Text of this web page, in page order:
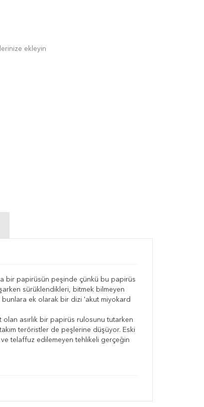
ekleyin
bir papirüsün peşinde çünkü bu papirüs
sürüklendikleri, bitmek bilmeyen
ek olarak bir dizi 'akut miyokard
asırlık bir papirüs rulosunu tutarken
teröristler de peşlerine düşüyor. Eski
telaffuz edilemeyen tehlikeli gerçeğin